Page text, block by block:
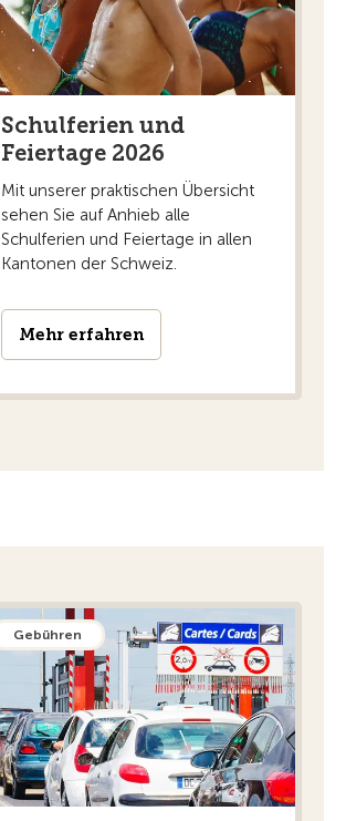
Schulferien und
Feiertage 2026
Mit unserer praktischen Übersicht
sehen Sie auf Anhieb alle
Schulferien und Feiertage in allen
Kantonen der Schweiz.
Mehr erfahren
Gebühren